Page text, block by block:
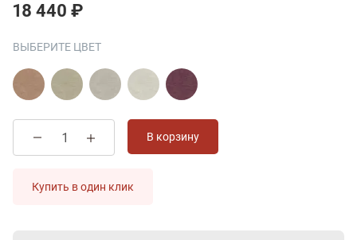
18 440 ₽
ВЫБЕРИТЕ ЦВЕТ
В корзину
Купить в один клик